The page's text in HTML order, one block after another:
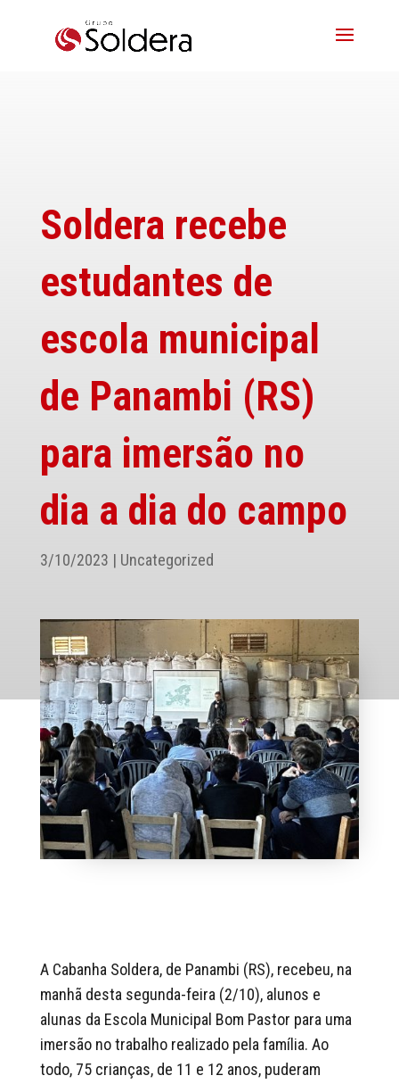
Soldera recebe
estudantes de
escola municipal
de Panambi (RS)
para imersão no
dia a dia do campo
3/10/2023 | Uncategorized
A Cabanha Soldera, de Panambi (RS), recebeu, na
manhã desta segunda-feira (2/10), alunos e
alunas da Escola Municipal Bom Pastor para uma
imersão no trabalho realizado pela família. Ao
todo, 75 crianças, de 11 e 12 anos, puderam